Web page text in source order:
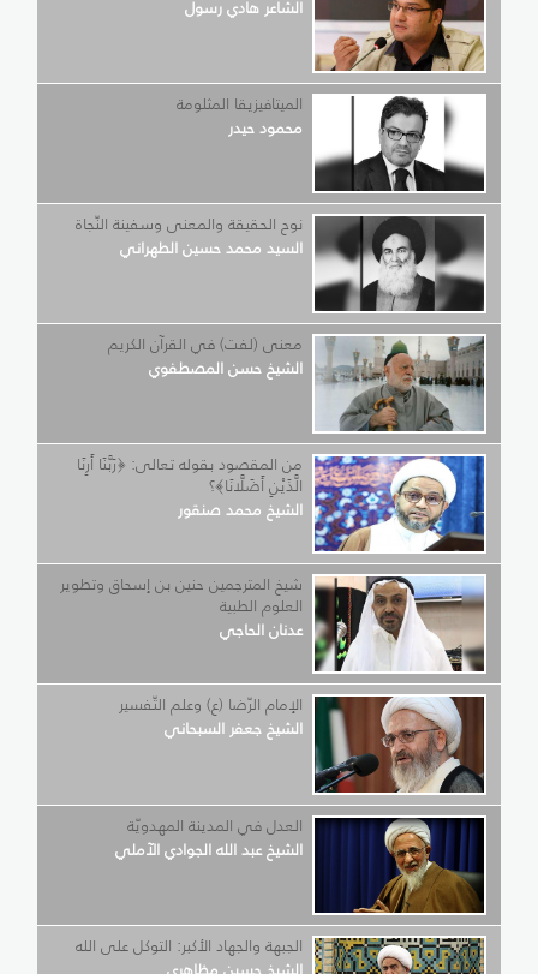
الشاعر هادي رسول
الميتافيزيقا المثلومة
محمود حيدر
نوح الحقيقة والمعنى وسفينة النّجاة
السيد محمد حسين الطهراني
معنى (لفت) في القرآن الكريم
الشيخ حسن المصطفوي
من المقصود بقوله تعالى: ﴿رَبَّنَا أَرِنَا
الَّذَيْنِ أَضَلَّانَا﴾؟
الشيخ محمد صنقور
شيخ المترجمين حنين بن إسحاق وتطوير
العلوم الطبية
عدنان الحاجي
الإمام الرّضا (ع) وعلم التّفسير
الشيخ جعفر السبحاني
العدل في المدينة المهدويّة
الشيخ عبد الله الجوادي الآملي
الجبهة والجهاد الأكبر: التوكل على الله